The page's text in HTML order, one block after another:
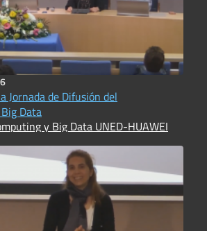
Jornada de Difusión del
Data
y Big Data UNED-HUAWEI